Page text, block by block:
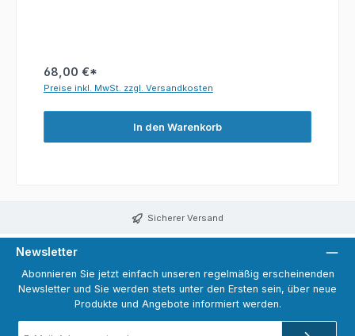
68,00 €*
Preise inkl. MwSt. zzgl. Versandkosten
In den Warenkorb
Sicherer Versand
Newsletter
Abonnieren Sie jetzt einfach unseren regelmäßig erscheinenden
Newsletter und Sie werden stets unter den Ersten sein, über neue
Produkte und Angebote informiert werden.